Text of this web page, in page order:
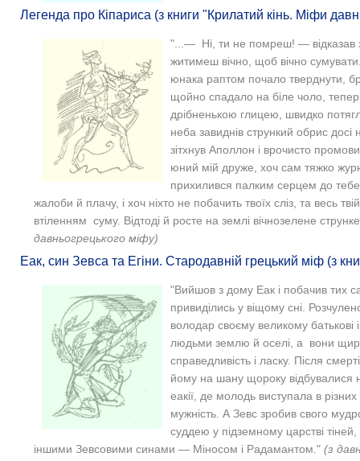
Легенда про Кіпариса (з книги "Крилатий кінь. Міфи
"...— Ні, ти не помреш! — відказав
житимеш вічно, щоб вічно
юнака раптом почало тверднути,
щойно спадало на біле чоло, тепер
дрібненькою глицею, швидко
неба завиднів стрункий обрис
зітхнув Аполлон і врочисто
юний мій друже, хоч сам тяжко
прихилився палким серцем до
жалоби й плачу, і хоч ніхто не побачить твоїх сліз, та весь
втіленням суму. Відтоді й росте на землі вічнозелене
давньогрецького міфу)
Еак, син Зевса та Егіни. Стародавній грецький міф (з
"Вийшов з дому Еак і побачив тих
привиділись у віщому сні.
володар своєму великому батькові
людьми землю й оселі, а вони
справедливість і ласку. Після
йому на шану щороку відбувалися
еакії, де молодь виступала в
мужність. А Зевс зробив свого
суддею у підземному царстві
іншими Зевсовими синами — Міносом і Радамантом." (з